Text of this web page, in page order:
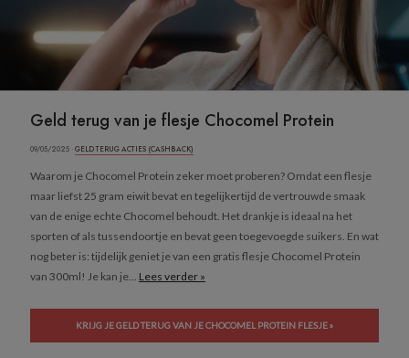
Geld terug van je flesje Chocomel Protein
09/05/2025 ·GELD TERUG ACTIES (CASHBACK)
Waarom je Chocomel Protein zeker moet proberen? Omdat een flesje
maar liefst 25 gram eiwit bevat en tegelijkertijd de vertrouwde smaak
van de enige echte Chocomel behoudt. Het drankje is ideaal na het
sporten of als tussendoortje en bevat geen toegevoegde suikers. En wat
nog beter is: tijdelijk geniet je van een gratis flesje Chocomel Protein
van 300ml! Je kan je... Lees verder »
KRIJG JE GELD TERUG VAN JE CHOCOMEL PROTEIN FLESJE »